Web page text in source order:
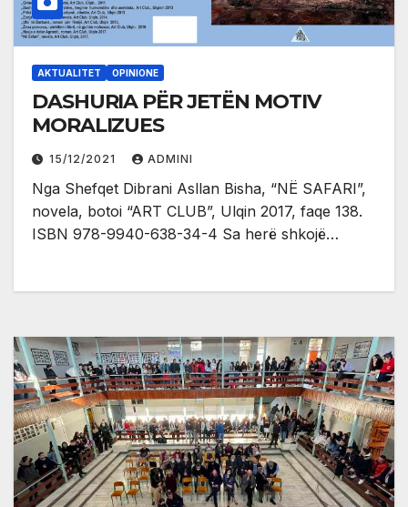
AKTUALITET OPINIONE
DASHURIA PËR JETËN MOTIV
MORALIZUES
15/12/2021 ADMINI
Nga Shefqet Dibrani Asllan Bisha, “NË SAFARI”,
novela, botoi “ART CLUB”, Ulqin 2017, faqe 138.
ISBN 978-9940-638-34-4 Sa herë shkojë…